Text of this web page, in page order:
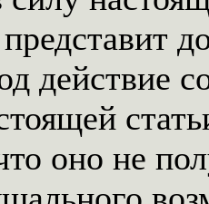
действие
оно не